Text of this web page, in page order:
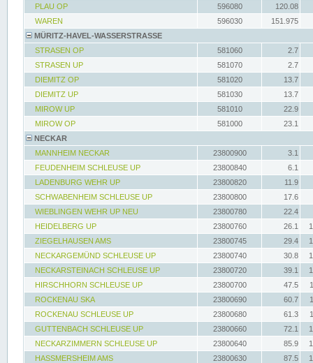
PLAU OP
596080
120.08
WAREN
596030
151.975
MÜRITZ-HAVEL-WASSERSTRASSE
STRASEN OP
581060
2.7
STRASEN UP
581070
2.7
DIEMITZ OP
581020
13.7
DIEMITZ UP
581030
13.7
MIROW UP
581010
22.9
MIROW OP
581000
23.1
NECKAR
MANNHEIM NECKAR
23800900
3.1
FEUDENHEIM SCHLEUSE UP
23800840
6.1
LADENBURG WEHR UP
23800820
11.9
SCHWABENHEIM SCHLEUSE UP
23800800
17.6
WIEBLINGEN WEHR UP NEU
23800780
22.4
HEIDELBERG UP
23800760 26.1
ZIEGELHAUSEN AMS
23800745 29.4
NECKARGEMÜND SCHLEUSE UP
23800740 30.8
NECKARSTEINACH SCHLEUSE UP
23800720 39.1
HIRSCHHORN SCHLEUSE UP
23800700 47.5
ROCKENAU SKA
23800690 60.7
ROCKENAU SCHLEUSE UP
23800680 61.3
GUTTENBACH SCHLEUSE UP
23800660 72.1
NECKARZIMMERN SCHLEUSE UP
23800640 85.9
HASSMERSHEIM AMS
23800630 87.5